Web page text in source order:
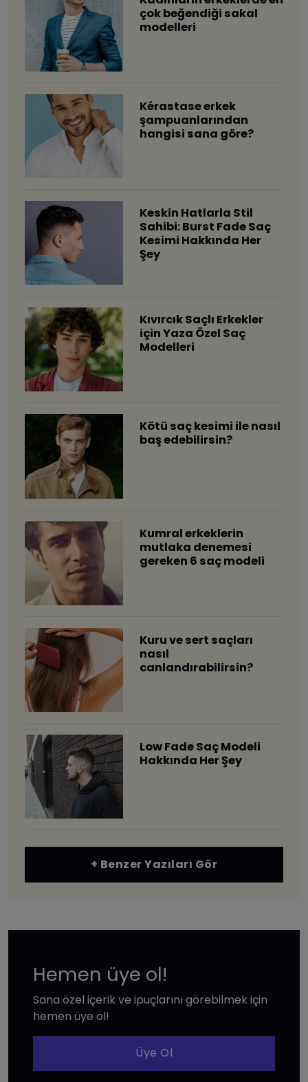
çok beğendiği sakal
modelleri
Kérastase erkek
şampuanlarından
hangisi sana göre?
Keskin Hatlarla Stil
Sahibi: Burst Fade Saç
Kesimi Hakkında Her
Şey
Kıvırcık Saçlı Erkekler
için Yaza Özel Saç
Modelleri
Kötü saç kesimi ile nasıl
baş edebilirsin?
​Kumral erkeklerin
mutlaka denemesi
gereken 6 saç modeli
Kuru ve sert saçları
nasıl
canlandırabilirsin?
Low Fade Saç Modeli
Hakkında Her Şey
+ Benzer Yazıları Gör
Hemen üye ol!
Sana özel içerik ve ipuçlarını görebilmek için
hemen üye ol!
Üye Ol